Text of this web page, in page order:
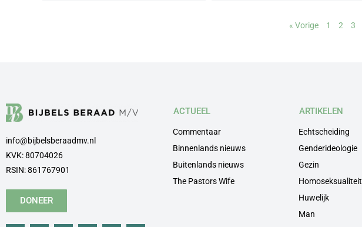
« Vorige 1 2 3
info@bijbelsberaadmv.nl
KVK: 80704026
RSIN: 861767901
DONEER
ACTUEEL
Commentaar
Binnenlands nieuws
Buitenlands nieuws
The Pastors Wife
ARTIKELEN
Echtscheiding
Genderideologie
Gezin
Homoseksualiteit
Huwelijk
Man